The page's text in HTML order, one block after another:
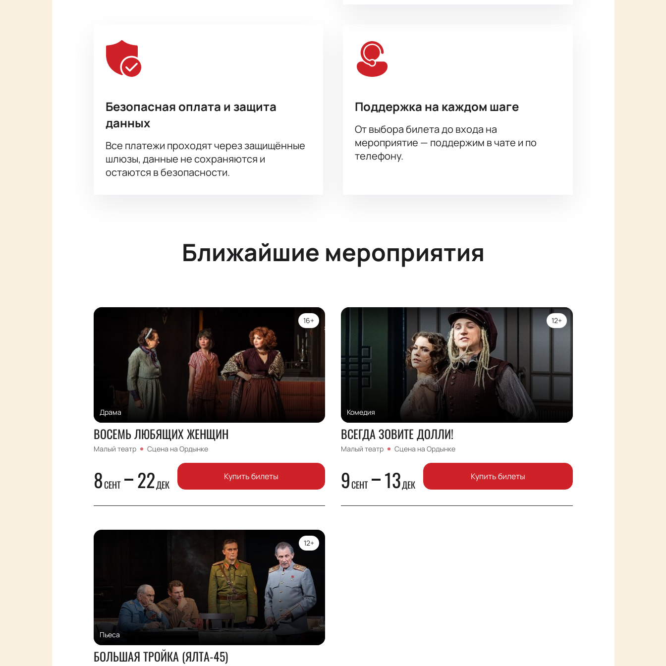
Безопасная оплата и защита
данных
Все платежи проходят через защищённые
шлюзы, данные не сохраняются и
остаются в безопасности.
Поддержка на каждом шаге
От выбора билета до входа на
мероприятие — поддержим в чате и по
телефону.
Ближайшие мероприятия
Драма
16+
ВОСЕМЬ ЛЮБЯЩИХ ЖЕНЩИН
Малый театр Сцена на Ордынке
8СЕНТ 22ДЕК
Купить билеты
Комедия
12+
ВСЕГДА ЗОВИТЕ ДОЛЛИ!
Малый театр Сцена на Ордынке
9СЕНТ 13ДЕК
Купить билеты
Пьеса
12+
БОЛЬШАЯ ТРОЙКА (ЯЛТА-45)